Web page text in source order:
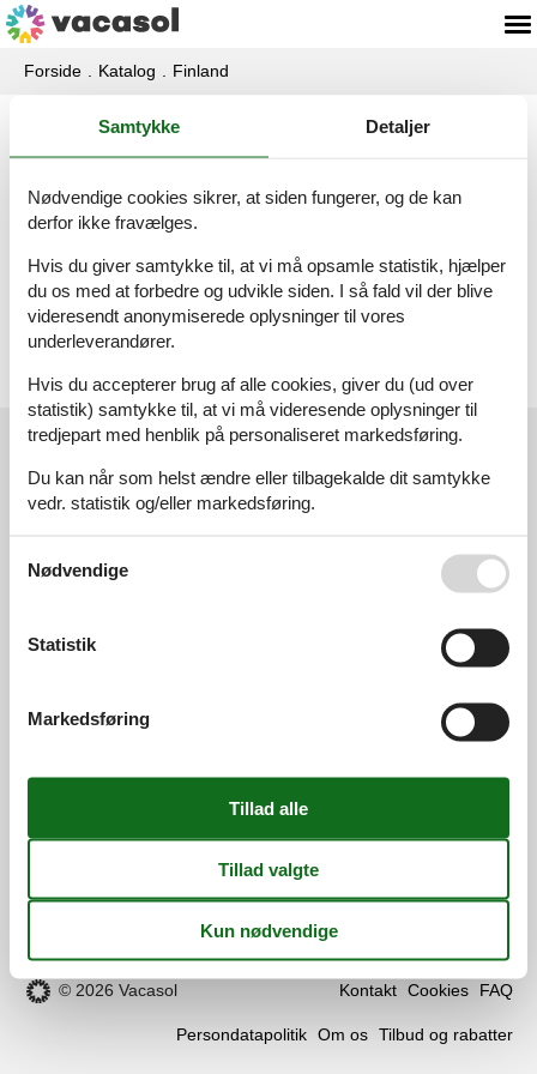
Forside Katalog Finland
Katalog - Finland - F
Forssa
Kundeservice
(+45) 7877 0420
Find os
Poststraße 33
Tyskland
DE312256700
os
på
© 2026 Vacasol Kontakt Cookies FAQ
Persondatapolitik Om os Tilbud og rabatter
Samtykke Detaljer
Nødvendige cookies sikrer, at siden fungerer, og de kan
derfor ikke fravælges.
Hvis du giver samtykke til, at vi må opsamle statistik, hjælper
du os med at forbedre og udvikle siden. I så fald vil der blive
videresendt anonymiserede oplysninger til vores
underleverandører.
Hvis du accepterer brug af alle cookies, giver du (ud over
statistik) samtykke til, at vi må videresende oplysninger til
tredjepart med henblik på personaliseret markedsføring.
Du kan når som helst ændre eller tilbagekalde dit samtykke
vedr. statistik og/eller markedsføring.
Nødvendige
Statistik
Markedsføring